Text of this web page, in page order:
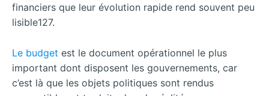
financiers que leur évolution rapide rend souvent peu
lisible127.
Le budget est le document opérationnel le plus
important dont disposent les gouvernements, car
c’est là que les objets politiques sont rendus